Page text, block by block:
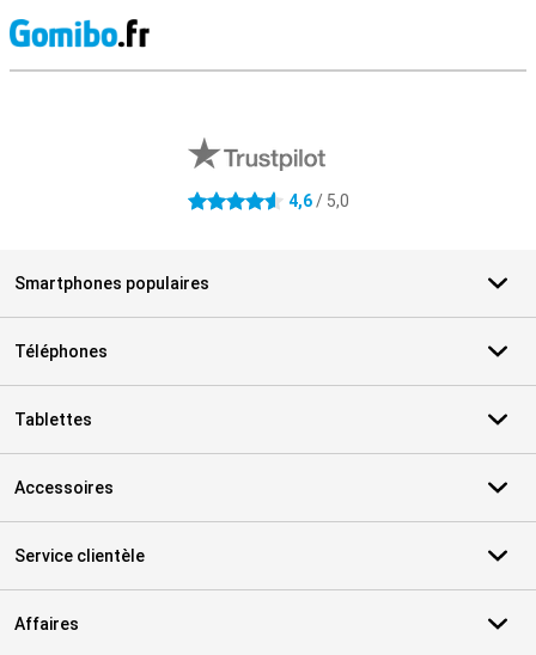
4.6 étoiles 4,6/ 5,0
Smartphones populaires
Téléphones
Tablettes
Accessoires
Service clientèle
Affaires